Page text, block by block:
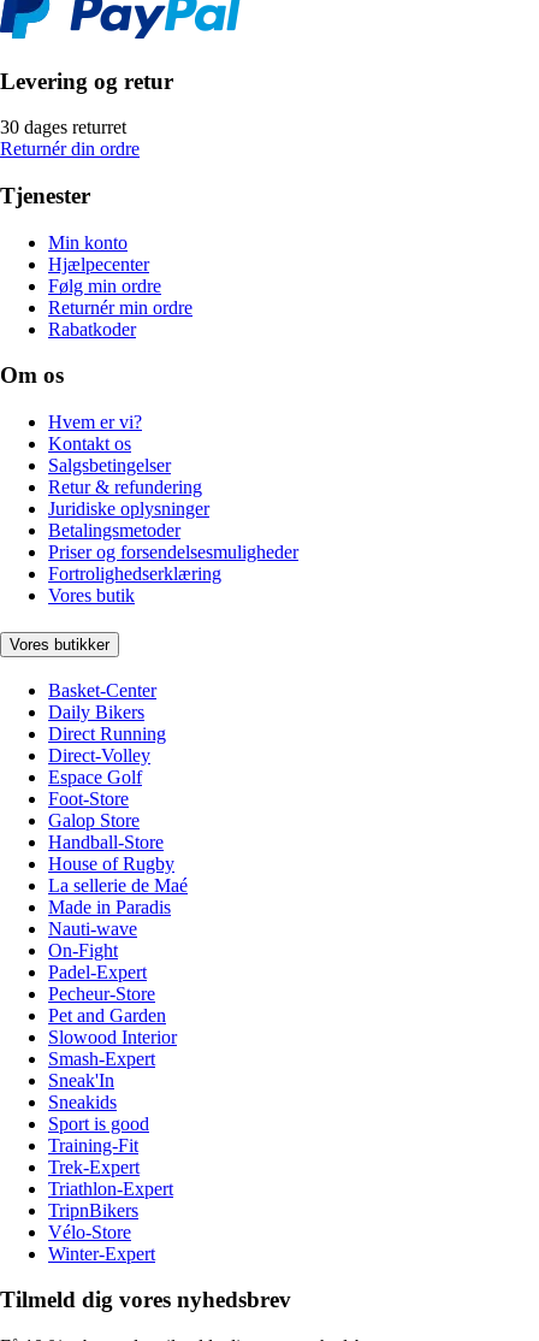
Levering og retur
30 dages returret
Returnér din ordre
Tjenester
Min konto
Hjælpecenter
Følg min ordre
Returnér min ordre
Rabatkoder
Om os
Hvem er vi?
Kontakt os
Salgsbetingelser
Retur & refundering
Juridiske oplysninger
Betalingsmetoder
Priser og forsendelsesmuligheder
Fortrolighedserklæring
Vores butik
Vores butikker
Basket-Center
Daily Bikers
Direct Running
Direct-Volley
Espace Golf
Foot-Store
Galop Store
Handball-Store
House of Rugby
La sellerie de Maé
Made in Paradis
Nauti-wave
On-Fight
Padel-Expert
Pecheur-Store
Pet and Garden
Slowood Interior
Smash-Expert
Sneak'In
Sneakids
Sport is good
Training-Fit
Trek-Expert
Triathlon-Expert
TripnBikers
Vélo-Store
Winter-Expert
Tilmeld dig vores nyhedsbrev